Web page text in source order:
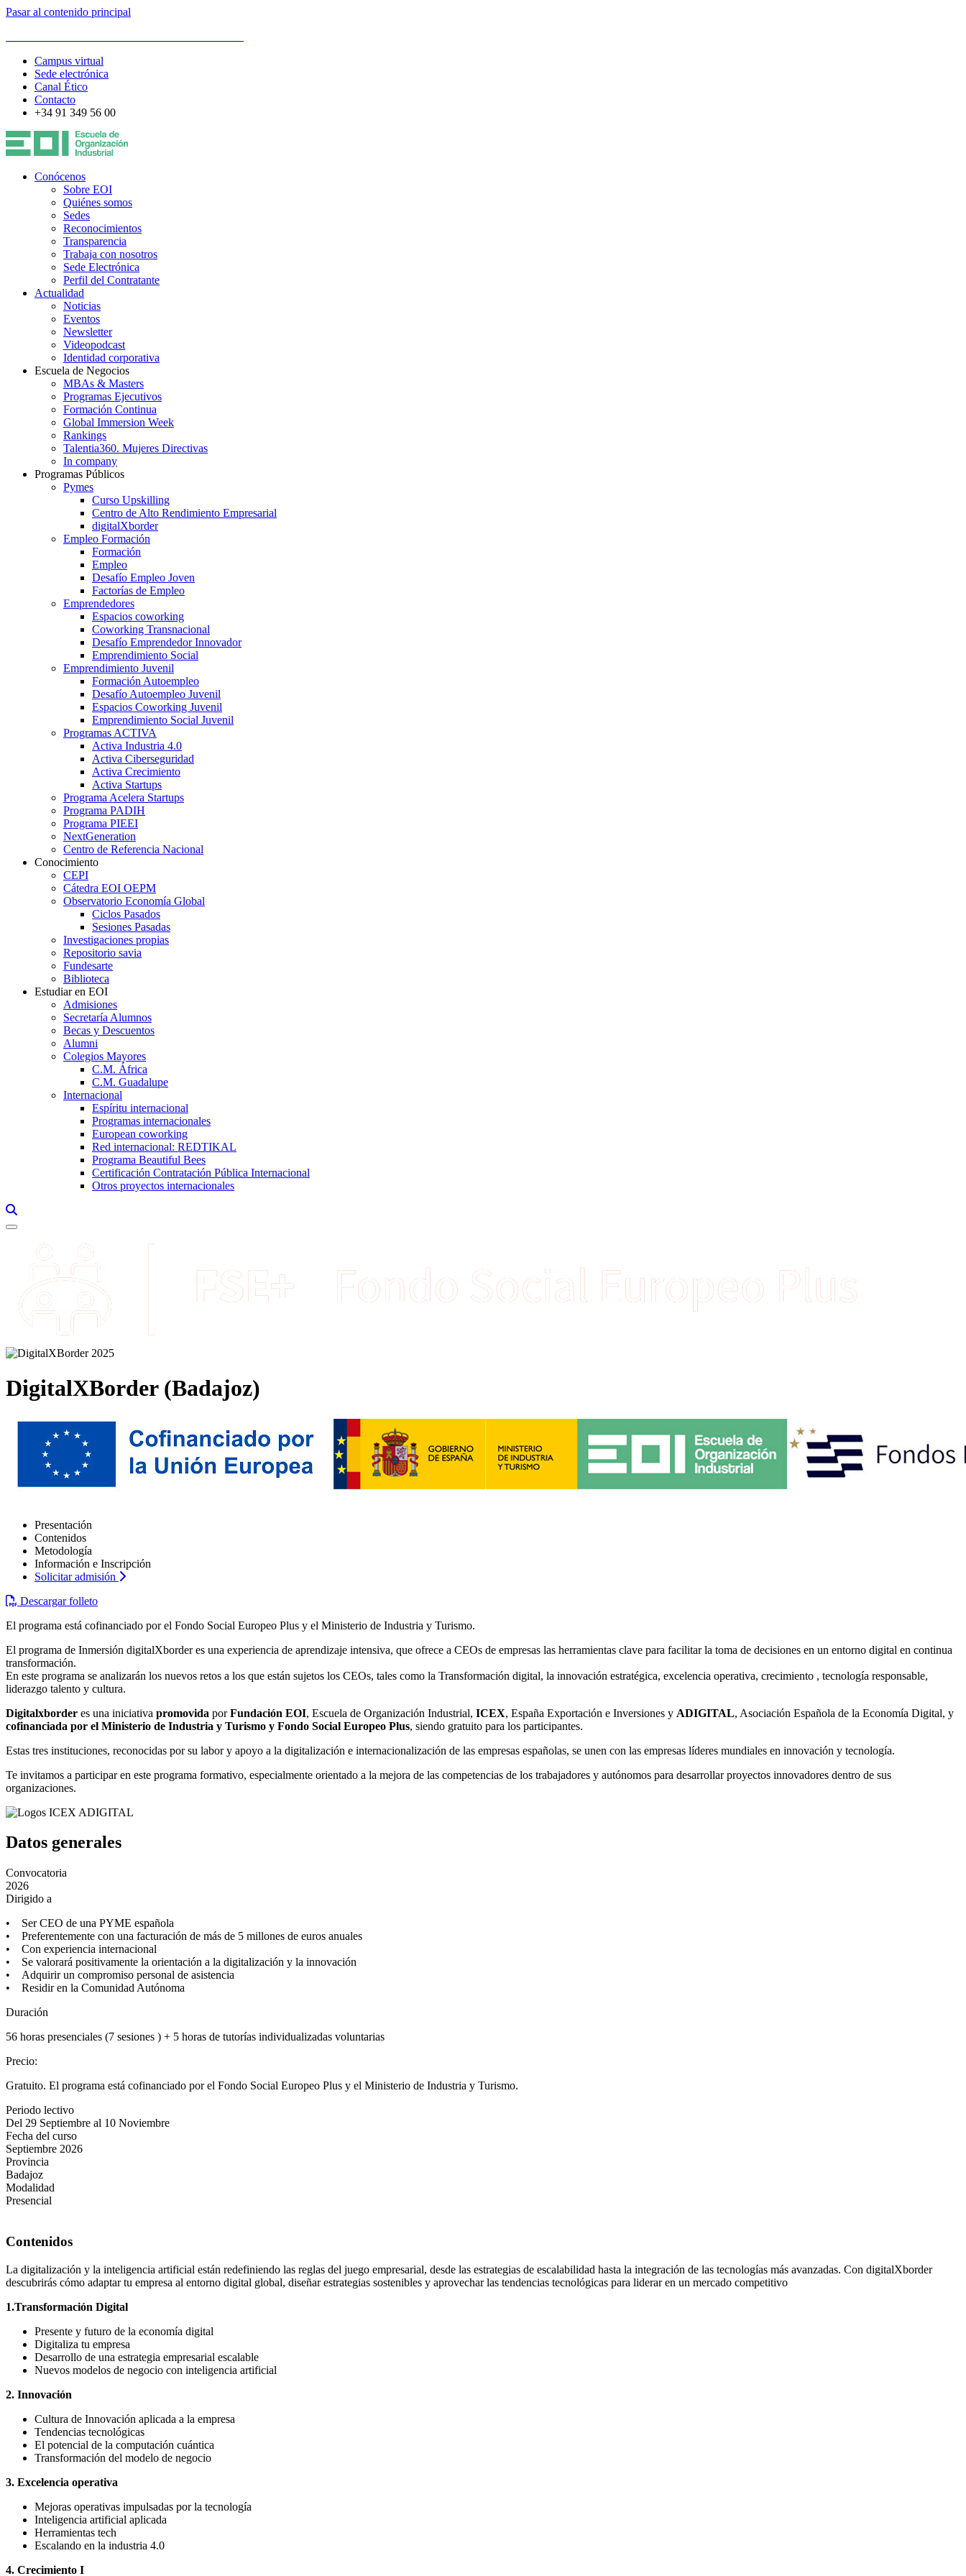
Pasar al contenido principal
Campus virtual
Sede electrónica
Canal Ético
Contacto
+34 91 349 56 00
Conócenos
Sobre EOI
Quiénes somos
Sedes
Reconocimientos
Transparencia
Trabaja con nosotros
Sede Electrónica
Perfil del Contratante
Actualidad
Noticias
Eventos
Newsletter
Videopodcast
Identidad corporativa
Escuela de Negocios
MBAs & Masters
Programas Ejecutivos
Formación Continua
Global Immersion Week
Rankings
Talentia360. Mujeres Directivas
In company
Programas Públicos
Pymes
Curso Upskilling
Centro de Alto Rendimiento Empresarial
digitalXborder
Empleo Formación
Formación
Empleo
Desafío Empleo Joven
Factorías de Empleo
Emprendedores
Espacios coworking
Coworking Transnacional
Desafío Emprendedor Innovador
Emprendimiento Social
Emprendimiento Juvenil
Formación Autoempleo
Desafío Autoempleo Juvenil
Espacios Coworking Juvenil
Emprendimiento Social Juvenil
Programas ACTIVA
Activa Industria 4.0
Activa Ciberseguridad
Activa Crecimiento
Activa Startups
Programa Acelera Startups
Programa PADIH
Programa PIEEI
NextGeneration
Centro de Referencia Nacional
Conocimiento
CEPI
Cátedra EOI OEPM
Observatorio Economía Global
Ciclos Pasados
Sesiones Pasadas
Investigaciones propias
Repositorio savia
Fundesarte
Biblioteca
Estudiar en EOI
Admisiones
Secretaría Alumnos
Becas y Descuentos
Alumni
Colegios Mayores
C.M. África
C.M. Guadalupe
Internacional
Espíritu internacional
Programas internacionales
European coworking
Red internacional: REDTIKAL
Programa Beautiful Bees
Certificación Contratación Pública Internacional
Otros proyectos internacionales
DigitalXBorder (Badajoz)
Presentación
Contenidos
Metodología
Información e Inscripción
Solicitar admisión
Descargar folleto
El programa está cofinanciado por el Fondo Social Europeo Plus y el Ministerio de Industria y Turismo.
El programa de Inmersión digitalXborder es una experiencia de aprendizaje intensiva, que ofrece a CEOs de empresas las herramientas clave para facilitar la toma de decisiones en un entorno digital en continua
transformación.
En este programa se analizarán los nuevos retos a los que están sujetos los CEOs, tales como la Transformación digital, la innovación estratégica, excelencia operativa, crecimiento , tecnología responsable,
liderazgo talento y cultura.
Digitalxborder es una iniciativa promovida porFundación EOI, Escuela de Organización Industrial, ICEX, España Exportación e Inversiones y ADIGITAL, Asociación Española de la Economía Digital, y
cofinanciada por el Ministerio de Industria y Turismo y Fondo Social Europeo Plus, siendo gratuito para los participantes.
Estas tres instituciones, reconocidas por su labor y apoyo a la digitalización e internacionalización de las empresas españolas, se unen con las empresas líderes mundiales en innovación y tecnología.
Te invitamos a participar en este programa formativo, especialmente orientado a la mejora de las competencias de los trabajadores y autónomos para desarrollar proyectos innovadores dentro de sus
organizaciones.
Datos generales
Convocatoria
2026
Dirigido a
• Ser CEO de una PYME española
• Preferentemente con una facturación de más de 5 millones de euros anuales
• Con experiencia internacional
• Se valorará positivamente la orientación a la digitalización y la innovación
• Adquirir un compromiso personal de asistencia
• Residir en la Comunidad Autónoma
Duración
56 horas presenciales (7 sesiones ) + 5 horas de tutorías individualizadas voluntarias
Precio:
Gratuito. El programa está cofinanciado por el Fondo Social Europeo Plus y el Ministerio de Industria y Turismo.
Periodo lectivo
Del 29 Septiembre al 10 Noviembre
Fecha del curso
Septiembre 2026
Provincia
Badajoz
Modalidad
Presencial
Contenidos
La digitalización y la inteligencia artificial están redefiniendo las reglas del juego empresarial, desde las estrategias de escalabilidad hasta la integración de las tecnologías más avanzadas. Con digitalXborder
descubrirás cómo adaptar tu empresa al entorno digital global, diseñar estrategias sostenibles y aprovechar las tendencias tecnológicas para liderar en un mercado competitivo
1.Transformación Digital
Presente y futuro de la economía digital
Digitaliza tu empresa
Desarrollo de una estrategia empresarial escalable
Nuevos modelos de negocio con inteligencia artificial
2. Innovación
Cultura de Innovación aplicada a la empresa
Tendencias tecnológicas
El potencial de la computación cuántica
Transformación del modelo de negocio
3. Excelencia operativa
Mejoras operativas impulsadas por la tecnología
Inteligencia artificial aplicada
Herramientas tech
Escalando en la industria 4.0
4. Crecimiento I